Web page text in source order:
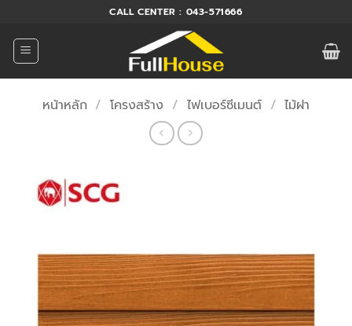
ยัง
เนื้อหา
CALL CENTER : 043-571666
หน้าหลัก / โครงสร้าง / ไฟเบอร์ซีเมนต์ / ไม้ฝา